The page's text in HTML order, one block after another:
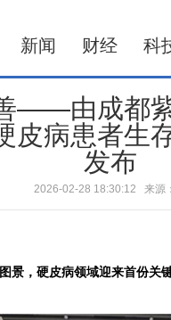
新闻 财经 科
——由成都
皮病患者生
发布
2026-02-28 18:30:12 来源
景，硬皮病领域迎来首份关